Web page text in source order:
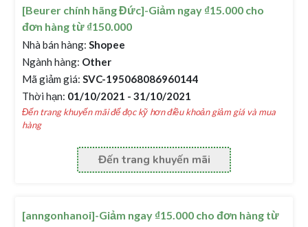
[Beurer chính hãng Đức]-Giảm ngay ₫15.000 cho
đơn hàng từ ₫150.000
Nhà bán hàng: Shopee
Ngành hàng: Other
Mã giảm giá: SVC-195068086960144
Thời hạn: 01/10/2021 - 31/10/2021
Đến trang khuyến mãi để đọc kỹ hơn điều khoản giảm giá và mua
hàng
Đến trang khuyến mãi
[anngonhanoi]-Giảm ngay ₫15.000 cho đơn hàng từ